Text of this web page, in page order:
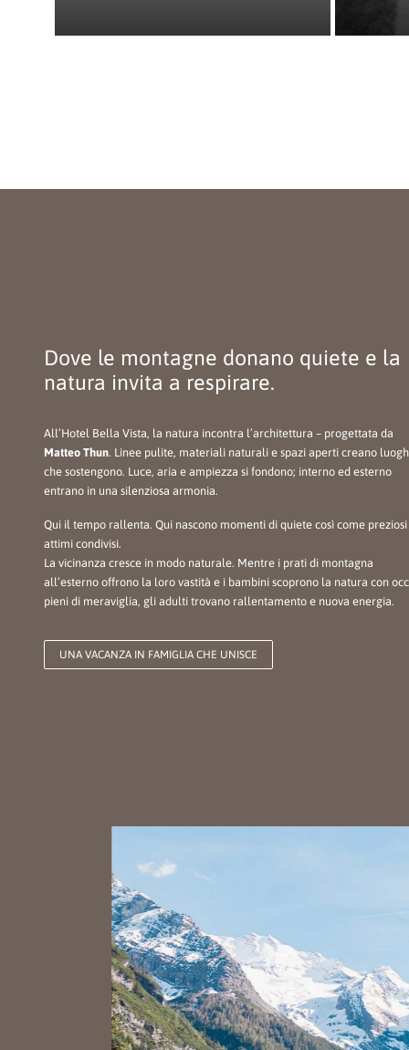
Dove le montagne donano quiete e la
natura invita a respirare.
All’Hotel Bella Vista, la natura incontra l’architettura – progettata da
Matteo Thun. Linee pulite, materiali naturali e spazi aperti creano
che sostengono. Luce, aria e ampiezza si fondono; interno ed esterno
entrano in una silenziosa armonia.
Qui il tempo rallenta. Qui nascono momenti di quiete così come preziosi
attimi condivisi.
La vicinanza cresce in modo naturale. Mentre i prati di montagna
all’esterno offrono la loro vastità e i bambini scoprono la natura con
pieni di meraviglia, gli adulti trovano rallentamento e nuova energia.
UNA VACANZA IN FAMIGLIA CHE UNISCE